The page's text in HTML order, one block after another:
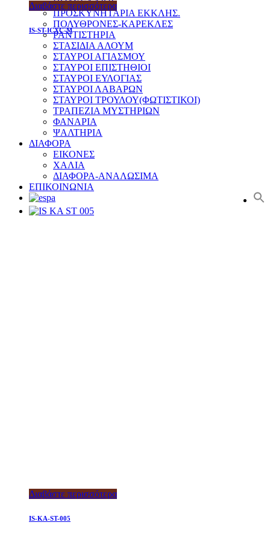
ΠΟΛΥΕΛΑΙΟΙ
ΠΡΟΣΚΥΝΗΤΑΡΙΑ ΕΚΚΛΗΣ.
ΠΟΛΥΘΡΟΝΕΣ-ΚΑΡΕΚΛΕΣ
ΡΑΝΤΙΣΤΗΡΙΑ
ΣΤΑΣΙΔΙΑ ΑΛΟΥΜ
ΣΤΑΥΡΟΙ ΑΓΙΑΣΜΟΥ
ΣΤΑΥΡΟΙ ΕΠΙΣΤΗΘΙΟΙ
ΣΤΑΥΡΟΙ ΕΥΛΟΓΙΑΣ
ΣΤΑΥΡΟΙ ΛΑΒΑΡΩΝ
ΣΤΑΥΡΟΙ ΤΡΟΥΛΟΥ(ΦΩΤΙΣΤΙΚΟΙ)
ΤΡΑΠΕΖΙΑ ΜΥΣΤΗΡΙΩΝ
ΦΑΝΑΡΙΑ
ΨΑΛΤΗΡΙΑ
ΔΙΑΦΟΡΑ
ΕΙΚΟΝΕΣ
ΧΑΛΙΑ
ΔΙΑΦΟΡΑ-ΑΝΑΛΩΣΙΜΑ
ΕΠΙΚΟΙΝΩΝΙΑ
Διαβάστε περισσότερα
IS-ST-ICXC-M
Διαβάστε περισσότερα
IS-KA-ST-005